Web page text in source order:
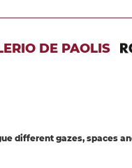
DE PAOLIS
different gazes, spaces